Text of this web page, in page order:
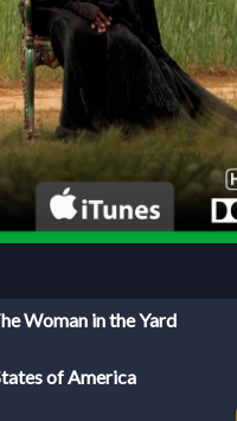
Woman in the Yard
of America